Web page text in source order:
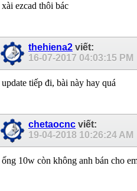
xài ezcad thôi bác
thehiena2 viết:
16-07-2017 04:03:15 PM
update tiếp đi, bài này hay quá
chetaocnc viết:
19-04-2018 10:26:24 AM
ống 10w còn không anh bán cho